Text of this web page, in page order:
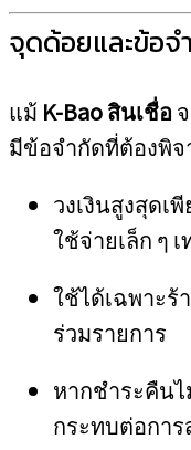
จุดด้อยและข้อ
แม้ K-Bao สินเชื่อ
มีข้อจำกัดที่ต้องพิ
วงเงินสูงสุดเพี
ใช้จ่ายเล็ก ๆ
ใช้ได้เฉพาะร้
ร่วมรายการ
หากชำระคืนไ
กระทบต่อกา